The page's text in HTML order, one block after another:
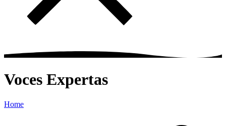
Voces Expertas
Home